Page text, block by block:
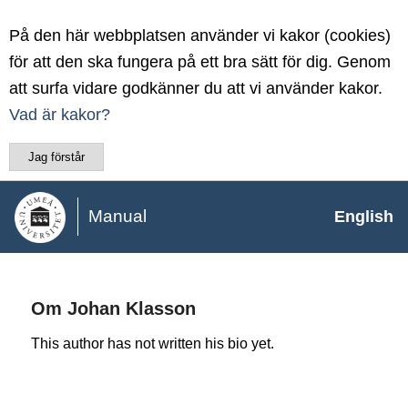
På den här webbplatsen använder vi kakor (cookies)
för att den ska fungera på ett bra sätt för dig. Genom
att surfa vidare godkänner du att vi använder kakor.
Vad är kakor?
Jag förstår
Manual English
Om Johan Klasson
This author has not written his bio yet.